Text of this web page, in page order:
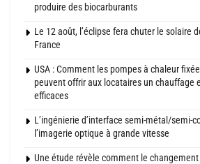
produire des biocarburants
Le 12 août, l’éclipse fera chuter le solaire
France
USA : Comment les pompes à chaleur
peuvent offrir aux locataires un chauffage
efficaces
L’ingénierie d’interface semi-métal/semi-
l’imagerie optique à grande vitesse
Une étude révèle comment le